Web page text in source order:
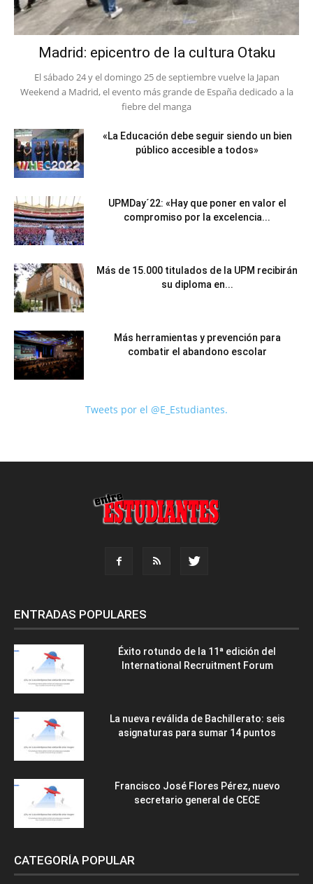
Madrid: epicentro de la cultura Otaku
El sábado 24 y el domingo 25 de septiembre vuelve la Japan
Weekend a Madrid, el evento más grande de España dedicado a la
fiebre del manga
«La Educación debe seguir siendo un bien
público accesible a todos»
UPMDay´22: «Hay que poner en valor el
compromiso por la excelencia...
Más de 15.000 titulados de la UPM recibirán
su diploma en...
Más herramientas y prevención para
combatir el abandono escolar
Tweets por el @E_Estudiantes.
ENTRADAS POPULARES
Éxito rotundo de la 11ª edición del
International Recruitment Forum
La nueva reválida de Bachillerato: seis
asignaturas para sumar 14 puntos
Francisco José Flores Pérez, nuevo
secretario general de CECE
CATEGORÍA POPULAR